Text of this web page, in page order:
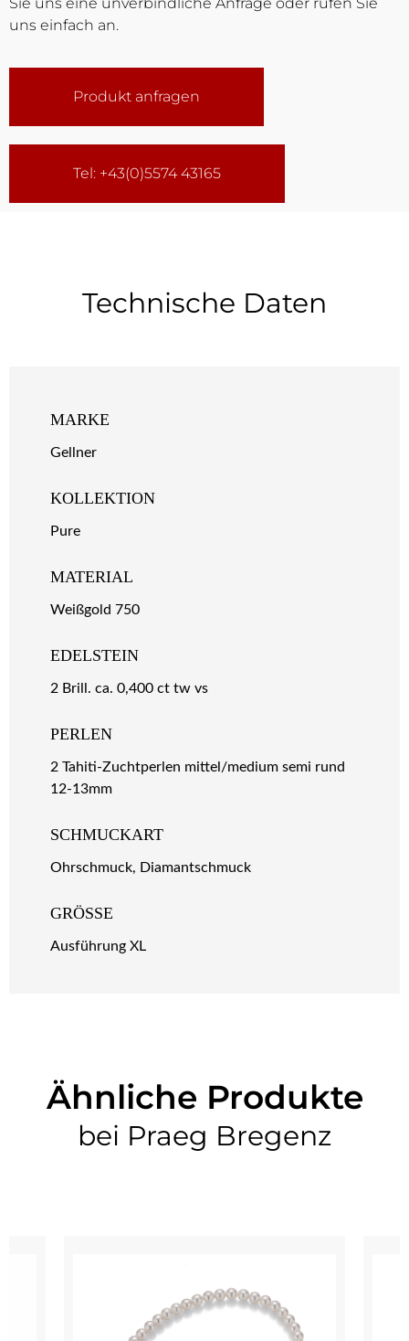
uns einfach an.
Produkt anfragen
Tel: +43(0)5574 43165
Technische Daten
MARKE
Gellner
KOLLEKTION
Pure
MATERIAL
Weißgold 750
EDELSTEIN
2 Brill. ca. 0,400 ct tw vs
PERLEN
2 Tahiti-Zuchtperlen mittel/medium semi rund
12-13mm
SCHMUCKART
Ohrschmuck, Diamantschmuck
GRÖSSE
Ausführung XL
Ähnliche Produkte
bei Praeg Bregenz